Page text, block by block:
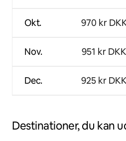
Okt.
Nov.
Dec.
970 kr
951 kr DKK
925 kr
Destinationer, du kan